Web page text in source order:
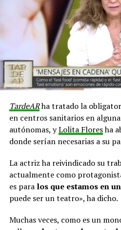
TardeARha tratado la
en centros sanitarios en
autónomas, yLolita Floresha
donde serían necesarias a su
La actriz ha reivindicado su
actualmente como
es paralos que estamos en
puede ser un teatro», ha dicho.
Muchas veces, como es un